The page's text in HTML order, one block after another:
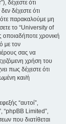
δέχεστε ότι
δέχεστε ότι
παρακαλούμε μη
το “University of
οποιαδήποτε χρονική
με τον
σας να
χρήση του
πως δέχεστε ότι
και/ή
“αυτοί”,
“phpBB Limited”,
που διατίθεται